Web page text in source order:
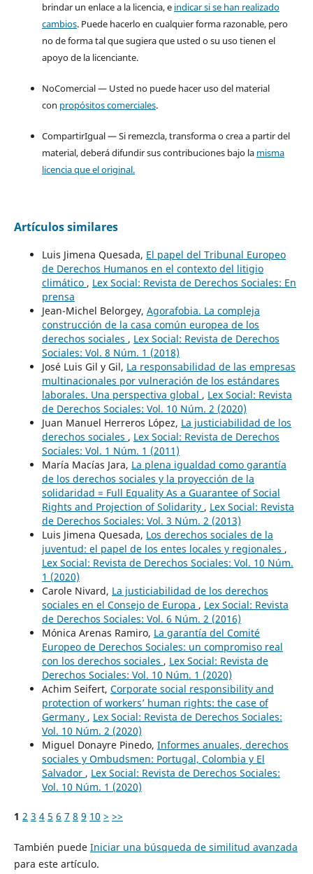
brindar un enlace a la licencia, e indicar si se han realizado
cambios. Puede hacerlo en cualquier forma razonable, pero
no de forma tal que sugiera que usted o su uso tienen el
apoyo de la licenciante.
NoComercial — Usted no puede hacer uso del material
con propósitos comerciales.
CompartirIgual — Si remezcla, transforma o crea a partir del
material, deberá difundir sus contribuciones bajo la misma
licencia que el original.
Artículos similares
Luis Jimena Quesada, El papel del Tribunal Europeo
de Derechos Humanos en el contexto del litigio
climático , Lex Social: Revista de Derechos Sociales: En
prensa
Jean-Michel Belorgey, Agorafobia. La compleja
construcción de la casa común europea de los
derechos sociales , Lex Social: Revista de Derechos
Sociales: Vol. 8 Núm. 1 (2018)
José Luis Gil y Gil, La responsabilidad de las empresas
multinacionales por vulneración de los estándares
laborales. Una perspectiva global , Lex Social: Revista
de Derechos Sociales: Vol. 10 Núm. 2 (2020)
Juan Manuel Herreros López, La justiciabilidad de los
derechos sociales , Lex Social: Revista de Derechos
Sociales: Vol. 1 Núm. 1 (2011)
María Macías Jara, La plena igualdad como garantía
de los derechos sociales y la proyección de la
solidaridad = Full Equality As a Guarantee of Social
Rights and Projection of Solidarity , Lex Social: Revista
de Derechos Sociales: Vol. 3 Núm. 2 (2013)
Luis Jimena Quesada, Los derechos sociales de la
juventud: el papel de los entes locales y regionales ,
Lex Social: Revista de Derechos Sociales: Vol. 10 Núm.
1 (2020)
Carole Nivard, La justiciabilidad de los derechos
sociales en el Consejo de Europa , Lex Social: Revista
de Derechos Sociales: Vol. 6 Núm. 2 (2016)
Mónica Arenas Ramiro, La garantía del Comité
Europeo de Derechos Sociales: un compromiso real
con los derechos sociales , Lex Social: Revista de
Derechos Sociales: Vol. 10 Núm. 1 (2020)
Achim Seifert, Corporate social responsibility and
protection of workers’ human rights: the case of
Germany , Lex Social: Revista de Derechos Sociales:
Vol. 10 Núm. 2 (2020)
Miguel Donayre Pinedo, Informes anuales, derechos
sociales y Ombudsmen: Portugal, Colombia y El
Salvador , Lex Social: Revista de Derechos Sociales:
Vol. 10 Núm. 1 (2020)
1 2 3 4 5 6 7 8 9 10 > >>
También puede Iniciar una búsqueda de similitud avanzada
para este artículo.